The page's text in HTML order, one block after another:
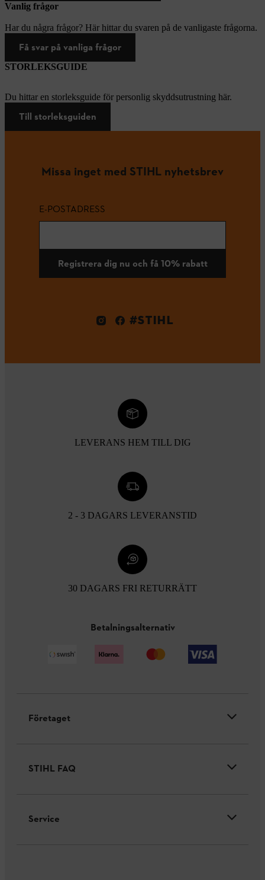
Vanlig frågor
Har du några frågor? Här hittar du svaren på de vanligaste frågorna.
Få svar på vanliga frågor
STORLEKSGUIDE
Du hittar en storleksguide för personlig skyddsutrustning här.
Till storleksguiden
Missa inget med STIHL nyhetsbrev
E-POSTADRESS
Registrera dig nu och få 10% rabatt
#STIHL
LEVERANS HEM TILL DIG
2 - 3 DAGARS LEVERANSTID
30 DAGARS FRI RETURRÄTT
Betalningsalternativ
Företaget
STIHL FAQ
Service